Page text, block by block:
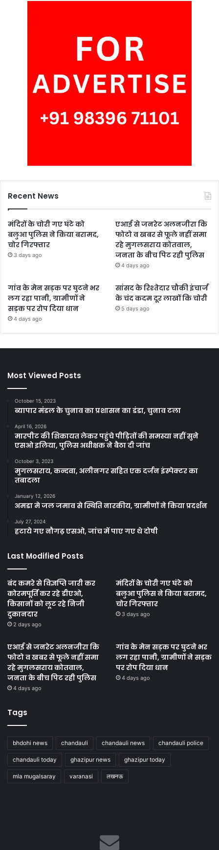
Recent News
मंदिरों के चोरी गए घंटे को
बलुआ पुलिस ने किया बरामद,
चोर गिरफ्तार
3 days ago
एआई से जनरेट अलनजीरा कि
फोटो व खबर से फूले नहीं समा
रहे मुगलसराय कोतवाल,
जनता के बीच पिट रही पुलिस
4 days ago
गांव के मेन सड़क पर घुटने भर
लग रहा पानी, ग्रामीणों ने
सड़क पर रोप दिया धान
4 days ago
सांसद के रिश्तेदार चौकी इंचार्ज
के चंद कदम दूर लाखों कि चोरी
5 days ago
Most Viewed Posts
October 15, 2023
ब्यापार मंडल के चुनाव का प्रशासन का डंडा, चुनाव टला
April 16, 2026
मारपीट की शिकायत लेकर पहुंचे पीड़ितों की समस्या नहीं सुने
एसओ इलिया, पुलिस अधीक्षक ने बैठा दी जांच
October 3, 2023
मुगलसराय, कन्दवा, अलीनगर सहित एक दर्जन इंस्पेक्टर का
तबादला
January 12, 2026
अमडा मे जल जमाव से स्थिति नारकीय, ग्रामीणों ने किया प्रदर्शन
July 27, 2024
हटाये गए नौगढ़ एसओ, जांच में पाए गए थे दोषी
Last Modified Posts
बंद कमरे से विज्ञप्ति जारी कर
कोरमपूर्ति कर रहे डीएओ,
किसानों को लूट रहे निजी
दुकानदार
2 days ago
मंदिरों के चोरी गए घंटे को
बलुआ पुलिस ने किया बरामद,
चोर गिरफ्तार
3 days ago
एआई से जनरेट अलनजीरा कि
फोटो व खबर से फूले नहीं समा
रहे मुगलसराय कोतवाल,
जनता के बीच पिट रही पुलिस
4 days ago
गांव के मेन सड़क पर घुटने भर
लग रहा पानी, ग्रामीणों ने सड़क
पर रोप दिया धान
4 days ago
Tags
bhdohi news chandauli chandauli news chandauli police
chandauli today ghazipur news ghazipur today
mla mugalsaray varanasi लखनऊ